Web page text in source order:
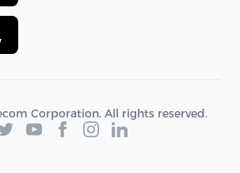
Corporation. All rights reserved.